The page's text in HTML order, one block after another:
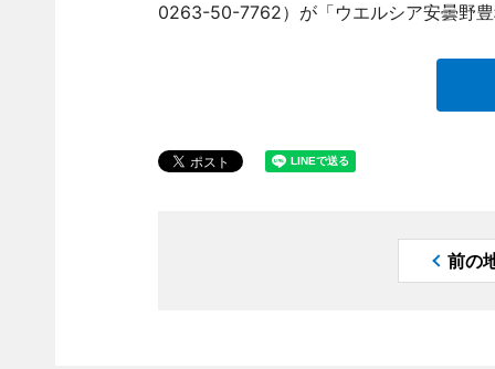
0263-50-7762）が「ウエルシア安曇野
前の